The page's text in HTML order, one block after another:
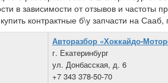
в зависимости от отзывов и частоты
контрактные б\у запчасти на
Авторазбор «Хоккайдо-
г. Екатеринбург
ул. Донбасская, д. 6
+7 343 378-50-70